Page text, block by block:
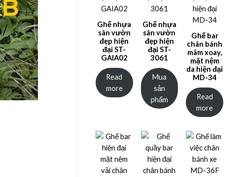
Ghế nhựa
sân vườn
đẹp hiện
đại ST-
GAIA02
Read
more
Ghế nhựa
sân vườn
đẹp hiện
đại ST-
3061
Mua
sản
phẩm
Ghế bar
chân bánh
mâm xoay,
mặt nệm
da hiện đại
MD-34
Read
more